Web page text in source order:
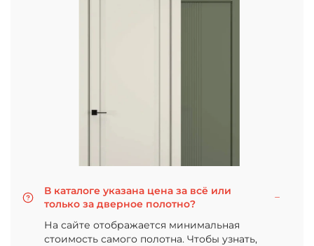
В каталоге указана цена за всё или
только за дверное полотно?
На сайте отображается минимальная
стоимость самого полотна. Чтобы узнать,